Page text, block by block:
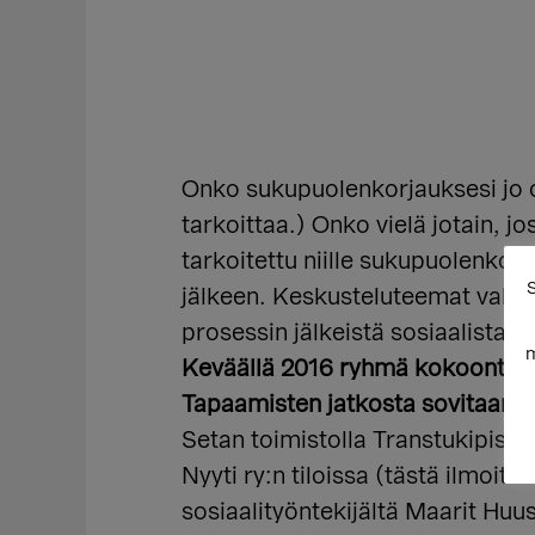
Onko sukupuolenkorjauksesi
tarkoittaa.) Onko vielä jotain,
tarkoitettu niille
jälkeen. Keskusteluteemat
prosessin jälkeistä sosiaalista
Keväällä 2016 ryhmä
Tapaamisten jatkosta sovitaan
Setan toimistolla
Nyyti ry:n tiloissa (tästä
sosiaalityöntekijältä Maarit